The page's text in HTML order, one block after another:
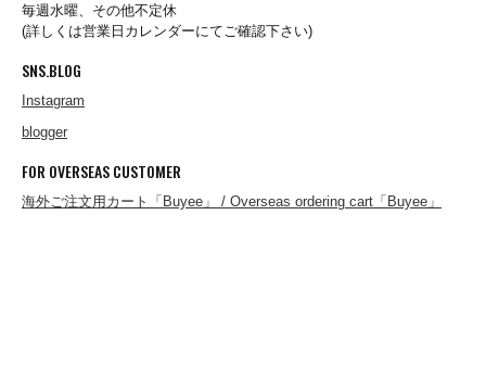
REEF
RIDING HIGH
RJC
毎週水曜、その他不定休
(詳しくは営業日カレンダーにてご確認下さい)
SNS.BLOG
Instagram
blogger
FOR OVERSEAS CUSTOMER
海外ご注文用カート「Buyee」 / Overseas ordering cart「Buyee」